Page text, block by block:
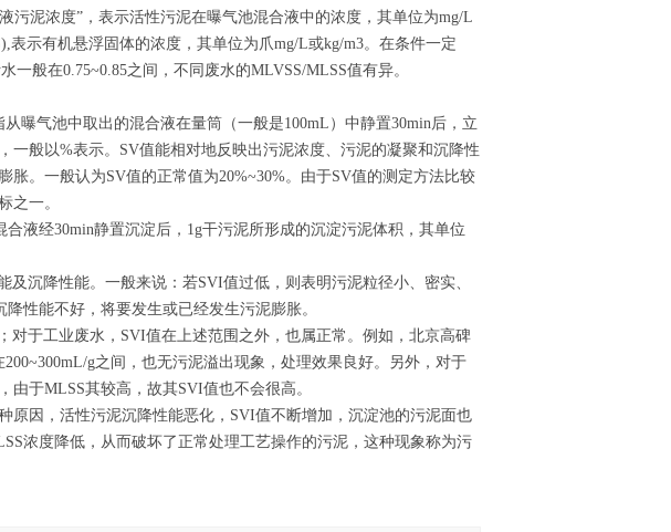
污泥浓度”，表示活性污泥在曝气池混合液中的浓度，其单位为mg/L
表示有机悬浮固体的浓度，其单位为爪mg/L或kg/m3。在条件一定
一般在0.75~0.85之间，不同废水的MLVSS/MLSS值有异。
曝气池中取出的混合液在量筒（一般是100mL）中静置30min后，立
一般以%表示。SV值能相对地反映出污泥浓度、污泥的凝聚和沉降性
胀。一般认为SV值的正常值为20%~30%。由于SV值的测定方法比较
之一。
液经30min静置沉淀后，1g干污泥所形成的沉淀污泥体积，其单位
沉降性能。一般来说：若SVI值过低，则表明污泥粒径小、密实、
性能不好，将要发生或已经发生污泥膨胀。
对于工业废水，SVI值在上述范围之外，也属正常。例如，北京高碑
g之间，也无污泥溢出现象，处理效果良好。另外，对于
于MLSS其较高，故其SVI值也不会很高。
原因，活性污泥沉降性能恶化，SVI值不断增加，沉淀池的污泥面也
浓度降低，从而破坏了正常处理工艺操作的污泥，这种现象称为污